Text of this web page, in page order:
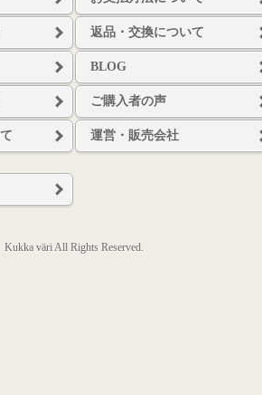
返品・交換について
BLOG
ご購入者の声
運営・販売会社
Kukka väri All Rights Reserved.